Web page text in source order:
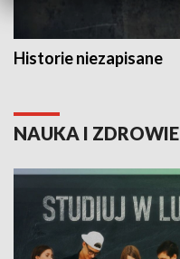
Historie niezapisane
NAUKA I ZDROWIE